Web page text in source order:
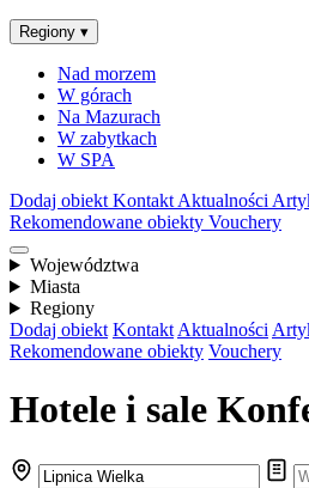
Regiony ▾
Nad morzem
W górach
Na Mazurach
W zabytkach
W SPA
Dodaj obiekt Kontakt Aktualności
Rekomendowane obiekty Vouchery
Województwa
Miasta
Regiony
Dodaj obiekt Kontakt Aktualności
Rekomendowane obiekty Vouchery
Hotele i sale